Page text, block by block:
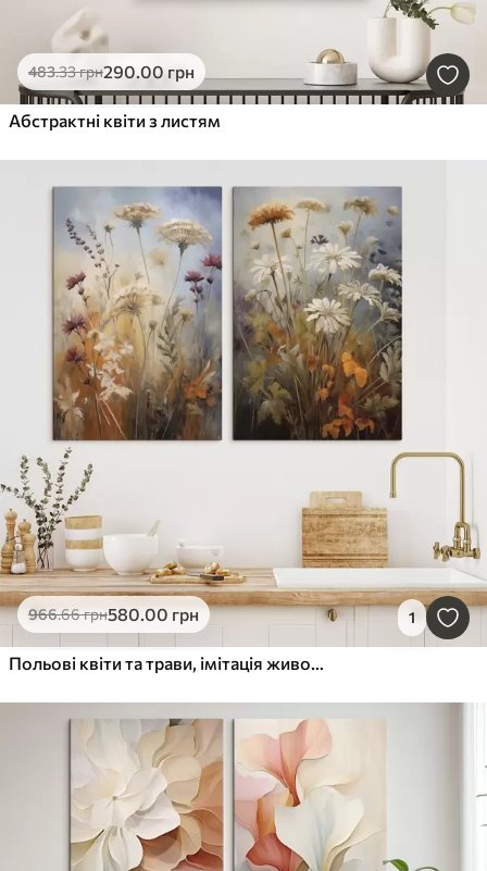
483.33грн290.00 грн
Абстрактні квіти з листям
966.66грн580.00 грн 1
Польові квіти та трави, імітація живопису